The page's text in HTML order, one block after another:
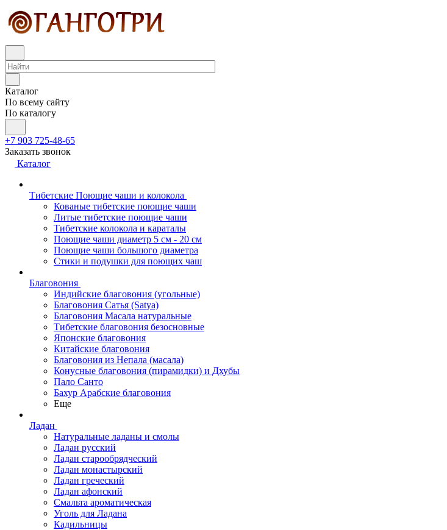
Каталог
По всему сайту
По каталогу
+7 903 725-48-65
Заказать звонок
Каталог
Тибетские Поющие чаши и колокола
Кованые тибетские поющие чаши
Литые тибетские поющие чаши
Тибетские колокола и караталы
Поющие чаши диаметр 5 см - 20 см
Поющие чаши большого диаметра
Стики и подушки для поющих чаш
Благовония
Индийские благовония (угольные)
Благовония Сатья (Satya)
Благовония Масала натуральные
Тибетские благовония безосновные
Японские благовония
Китайские благовония
Благовония из Непала (масала)
Конусные благовония (пирамидки) и Дхубы
Пало Санто
Бахур Арабские благовония
Еще
Ладан
Натуральные ладаны и смолы
Ладан русский
Ладан старообрядческий
Ладан монастырский
Ладан греческий
Ладан афонский
Смальта ароматическая
Уголь для Ладана
Кадильницы